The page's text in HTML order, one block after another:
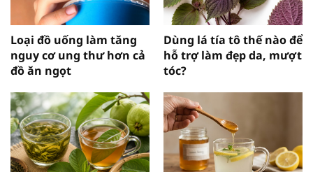
Loại đồ uống làm tăng
nguy cơ ung thư hơn cả
đồ ăn ngọt
Dùng lá tía tô thế nào để
hỗ trợ làm đẹp da, mượt
tóc?